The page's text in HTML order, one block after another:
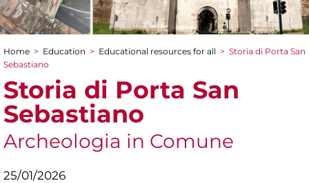
You are here
Home > Education > Educational resources for all > Storia di Porta San
Sebastiano
Storia di Porta San
Sebastiano
Archeologia in Comune
25/01/2026